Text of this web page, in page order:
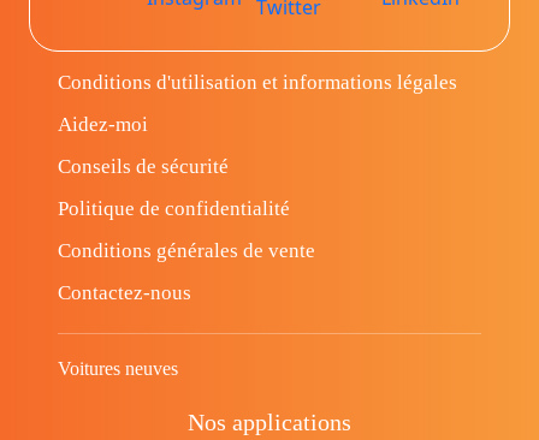
Conditions d'utilisation et informations légales
Aidez-moi
Conseils de sécurité
Politique de confidentialité
Conditions générales de vente
Contactez-nous
Voitures neuves
Nos applications